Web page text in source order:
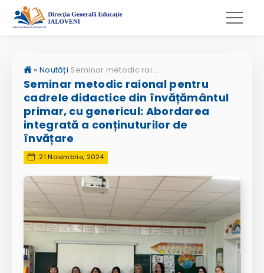
» Noutăți Seminar metodic raional pentru cadrele didactice din învățământul primar, cu genericul: Abordarea integrată a conținuturilor de învățare
Seminar metodic raional pentru
cadrele didactice din învățământul
primar, cu genericul: Abordarea
integrată a conținuturilor de
învățare
21 Noiembrie, 2024